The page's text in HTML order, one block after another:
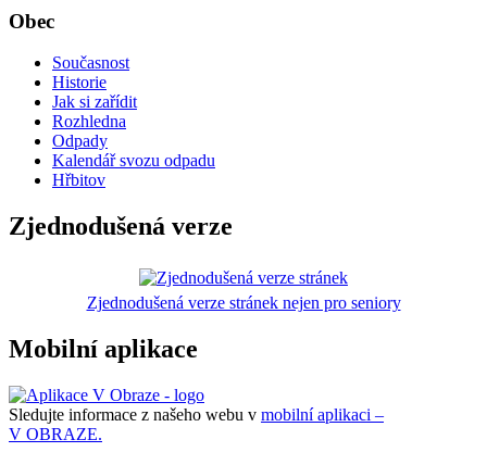
Obec
Současnost
Historie
Jak si zařídit
Rozhledna
Odpady
Kalendář svozu odpadu
Hřbitov
Zjednodušená verze
Zjednodušená verze stránek nejen pro seniory
Mobilní aplikace
Sledujte informace z našeho webu v mobilní aplikaci –
V OBRAZE.